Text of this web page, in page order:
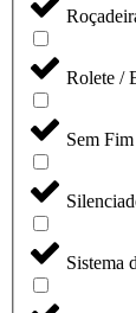
Rolete /
Sem Fim
Sistema